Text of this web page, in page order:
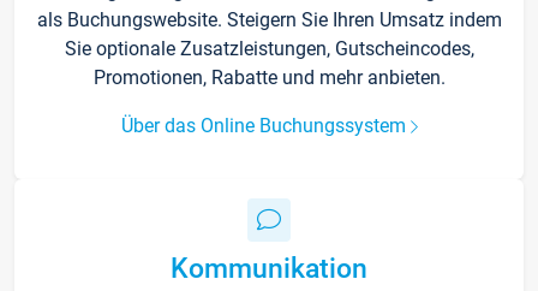
als Buchungswebsite. Steigern Sie Ihren Umsatz indem
Sie optionale Zusatzleistungen, Gutscheincodes,
Promotionen, Rabatte und mehr anbieten.
Über das Online Buchungssystem
Kommunikation